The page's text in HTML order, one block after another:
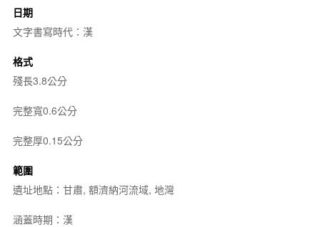
日期
文字書寫時代：漢
格式
殘長3.8公分
完整寬0.6公分
完整厚0.15公分
範圍
遺址地點：甘肅, 額濟納河流域, 地灣
涵蓋時期：漢